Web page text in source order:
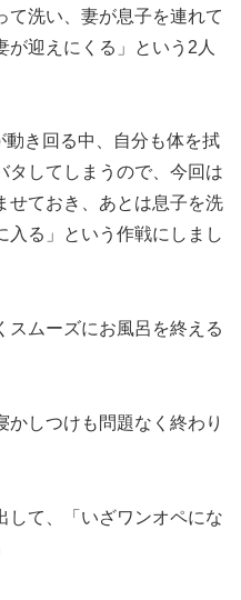
て洗い、妻が息子を連れて
が迎えにくる」という2人
き回る中、自分も体を拭
してしまうので、今回は
せておき、あとは息子を洗
入る」という作戦にしまし
スムーズにお風呂を終える
かしつけも問題なく終わり
して、「いざワンオペにな